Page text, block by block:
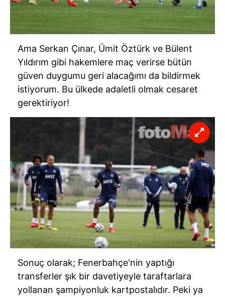
Ama Serkan Çınar, Ümit Öztürk ve Bülent
Yıldırım gibi hakemlere maç verirse bütün
güven duygumu geri alacağımı da bildirmek
istiyorum. Bu ülkede adaletli olmak cesaret
gerektiriyor!
Sonuç olarak; Fenerbahçe'nin yaptığı
transferler şık bir davetiyeyle taraftarlara
yollanan şampiyonluk kartpostalıdır. Peki ya